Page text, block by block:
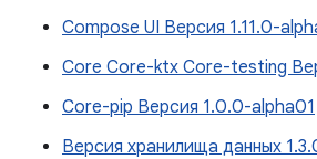
Compose UI Версия 1.11.0-
Core Core-ktx Core-testing
Core-pip Версия 1.0.0-alpha01
Версия хранилища данных